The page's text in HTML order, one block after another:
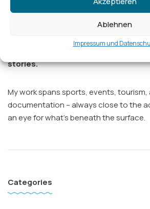
Ablehnen
Impressum und
stories.
My work spans sports, events, tourism,
documentation – always close to the
an eye for what’s beneath the surface.
Categories